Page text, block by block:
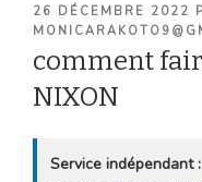
PUBLIÉ
LE
26 DÉCEMBRE 2022
comment
NIXON
Service indépendant :